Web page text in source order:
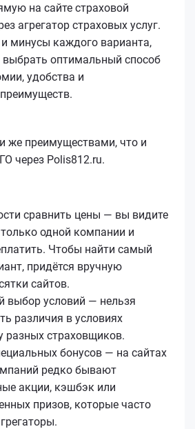
на сайте страховой
агрегатор страховых услуг.
минусы каждого варианта,
оптимальный способ
удобства и
же преимуществами, что и
через Polis812.ru.
сравнить цены — вы видите
одной компании и
Чтобы найти самый
придётся вручную
сайтов.
выбор условий — нельзя
различия в условиях
разных страховщиков.
бонусов — на сайтах
редко бывают
акции, кэшбэк или
призов, которые часто